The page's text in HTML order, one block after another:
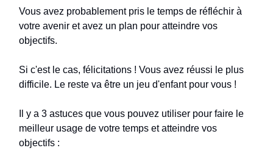
Vous avez probablement pris le temps de réfléchir à
votre avenir et avez un plan pour atteindre vos
objectifs.
Si c'est le cas, félicitations ! Vous avez réussi le plus
difficile. Le reste va être un jeu d'enfant pour vous !
Il y a 3 astuces que vous pouvez utiliser pour faire le
meilleur usage de votre temps et atteindre vos
objectifs :